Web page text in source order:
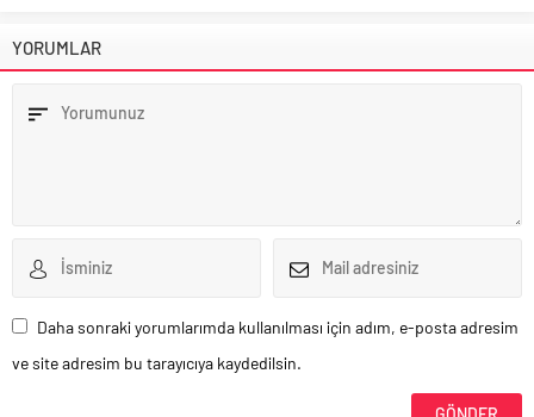
YORUMLAR
Daha sonraki yorumlarımda kullanılması için adım, e-posta adresim
ve site adresim bu tarayıcıya kaydedilsin.